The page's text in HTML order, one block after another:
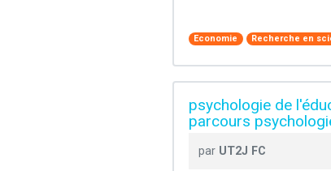
Economie Recherche en
psychologie de
parcours
par UT2J FC